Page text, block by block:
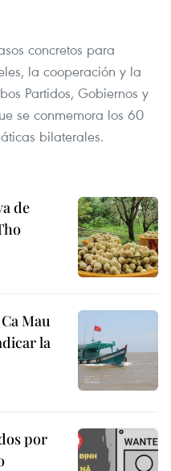
concretos para
la cooperación y la
Partidos, Gobiernos y
se conmemora los 60
bilaterales.
de
Mau
la
por